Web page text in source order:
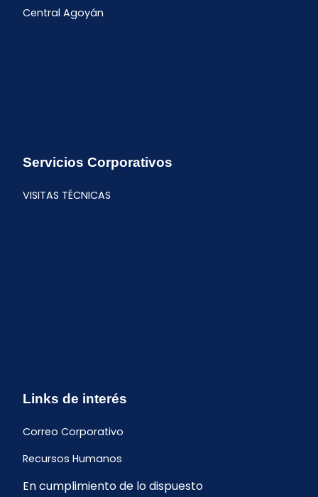
Central Agoyán
Servicios Corporativos
VISITAS TÉCNICAS
Links de interés
Correo Corporativo
Recursos Humanos
Buzón de quejas y sugerencias
En cumplimiento de lo dispuesto